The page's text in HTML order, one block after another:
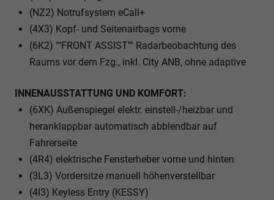
(NZ2) Notrufsystem eCall+
(4X3) Kopf- und Seitenairbags vorne
(6K2) ""FRONT ASSIST"" Radarbeobachtung des
Raums vor dem Fzg., inkl. City ANB, ohne adaptive
INNENAUSSTATTUNG UND KOMFORT:
(6XK) Außenspiegel elektr. einstell-/heizbar und
heranklappbar automatisch abblendbar auf
Fahrerseite
(4R4) elektrische Fensterheber vorne und hinten
(3L3) Vordersitze manuell höhenverstellbar
(4I3) Keyless Entry (KESSY)